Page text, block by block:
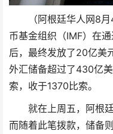
（阿根廷华人网8
币基金组织（IMF）在
后，最终发放了20亿美
外汇储备超过了430亿
索，收于1370比索。
就在上周五，阿根
而随着此笔拨款，储备